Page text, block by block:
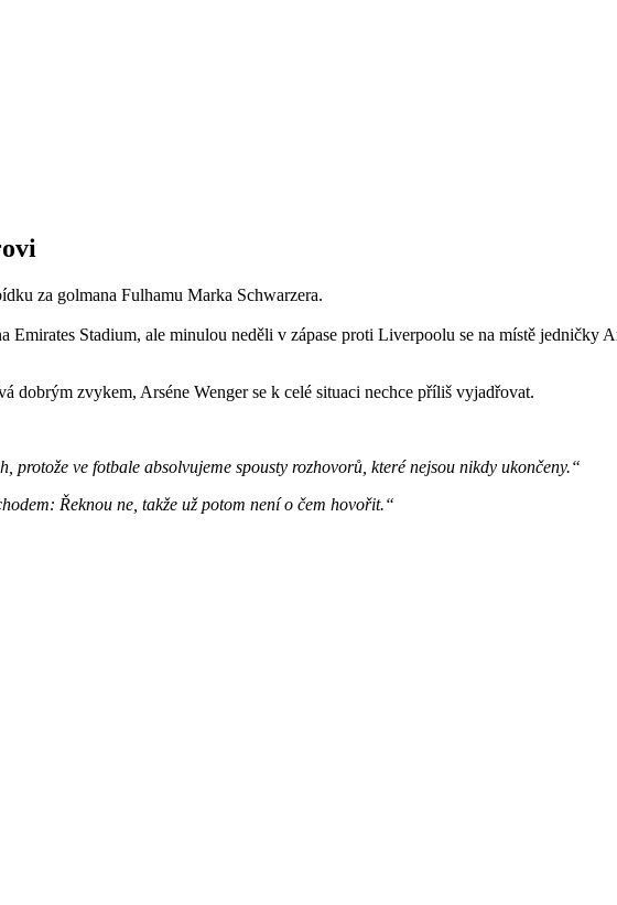
za golmana Fulhamu Marka Schwarzera.
Emirates Stadium, ale minulou neděli v zápase proti Liverpoolu se na místě jedničky
dobrým zvykem, Arséne Wenger se k celé situaci nechce příliš vyjadřovat.
ve fotbale absolvujeme spousty rozhovorů, které nejsou nikdy ukončeny.“
Řeknou ne, takže už potom není o čem hovořit.“